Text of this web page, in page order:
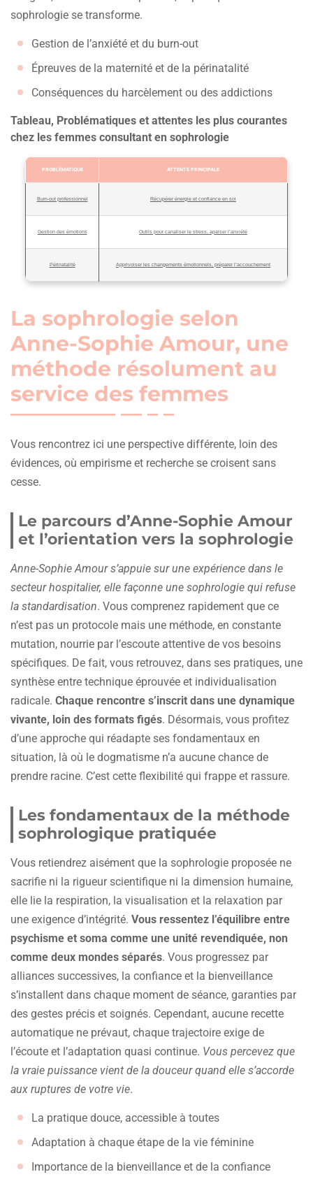
sophrologie se transforme.
Gestion de l’anxiété et du burn-out
Épreuves de la maternité et de la périnatalité
Conséquences du harcèlement ou des addictions
Tableau, Problématiques et attentes les plus courantes
chez les femmes consultant en sophrologie
PROBLÉMATIQUE ATTENTE PRINCIPALE
Burn-out professionnel Récupérer énergie et confiance en soi
Gestion des émotions Outils pour canaliser le stress, apaiser l’anxiété
Périnatalité Apprivoiser les changements émotionnels, préparer l’accouchement
La sophrologie selon
Anne-Sophie Amour, une
méthode résolument au
service des femmes
Vous rencontrez ici une perspective différente, loin des
évidences, où empirisme et recherche se croisent sans
cesse.
Le parcours d’Anne-Sophie Amour
et l’orientation vers la sophrologie
Anne-Sophie Amour s’appuie sur une expérience dans le
secteur hospitalier, elle façonne une sophrologie qui refuse
la standardisation. Vous comprenez rapidement que ce
n’est pas un protocole mais une méthode, en constante
mutation, nourrie par l’escoute attentive de vos besoins
spécifiques. De fait, vous retrouvez, dans ses pratiques, une
synthèse entre technique éprouvée et individualisation
radicale. Chaque rencontre s’inscrit dans une dynamique
vivante, loin des formats figés. Désormais, vous profitez
d’une approche qui réadapte ses fondamentaux en
situation, là où le dogmatisme n’a aucune chance de
prendre racine. C’est cette flexibilité qui frappe et rassure.
Les fondamentaux de la méthode
sophrologique pratiquée
Vous retiendrez aisément que la sophrologie proposée ne
sacrifie ni la rigueur scientifique ni la dimension humaine,
elle lie la respiration, la visualisation et la relaxation par
une exigence d’intégrité. Vous ressentez l’équilibre entre
psychisme et soma comme une unité revendiquée, non
comme deux mondes séparés. Vous progressez par
alliances successives, la confiance et la bienveillance
s’installent dans chaque moment de séance, garanties par
des gestes précis et soignés. Cependant, aucune recette
automatique ne prévaut, chaque trajectoire exige de
l’écoute et l’adaptation quasi continue. Vous percevez que
la vraie puissance vient de la douceur quand elle s’accorde
aux ruptures de votre vie.
La pratique douce, accessible à toutes
Adaptation à chaque étape de la vie féminine
Importance de la bienveillance et de la confiance